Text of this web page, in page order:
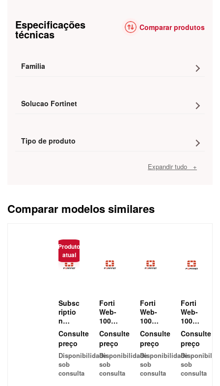
Especificações
técnicas Comparar produtos
Familia
Solucao Fortinet
Tipo de produto
Expandir tudo +
Comparar modelos similares
Produto
atual
Subsc
riptio
n
licens
e with
Bundl
e for
Forti
Web-
Consulte
preço
Disponibilidade
sob
consulta
Forti
Web-
1000F
Forti
Web
Cloud
Sand
box -
FortiS
Consulte
preço
Disponibilidade
sob
consulta
Forti
Web-
1000F
Forti
Web
Cloud
Sand
box -
FortiS
Consulte
preço
Disponibilidade
sob
consulta
Forti
Web-
1000F
Forti
Web
Cloud
Sandb
ox -
FortiS
Consulte
preço
sob
consulta